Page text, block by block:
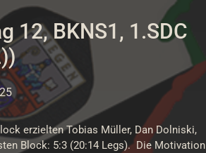
12, BKNS1, 1.SDC
erzielten Tobias Müller, Dan Dolniski,
Block: 5:3 (20:14 Legs). Die Motivation